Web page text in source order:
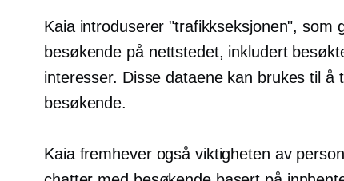
Kaia introduserer "trafikkseksjonen", som
besøkende på nettstedet, inkludert
interesser. Disse dataene kan brukes til å
besøkende.
Kaia fremhever også viktigheten av